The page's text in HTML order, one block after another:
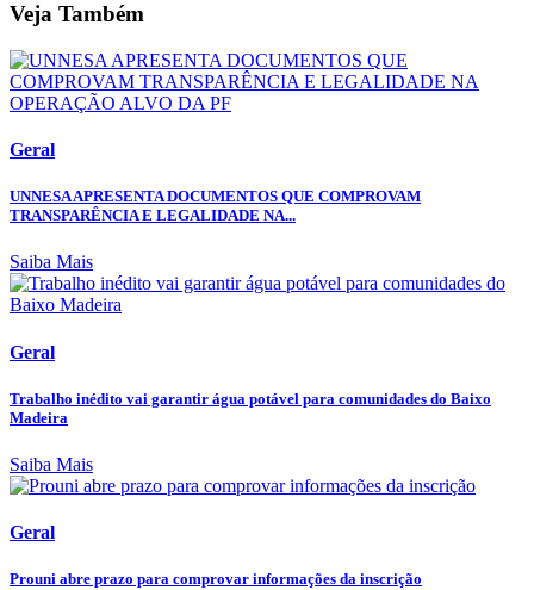
Veja Também
Geral
UNNESA APRESENTA DOCUMENTOS QUE COMPROVAM
TRANSPARÊNCIA E LEGALIDADE NA...
Saiba Mais
Geral
Trabalho inédito vai garantir água potável para comunidades do Baixo
Madeira
Saiba Mais
Geral
Prouni abre prazo para comprovar informações da inscrição